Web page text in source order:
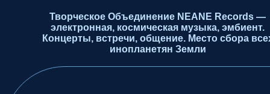
Творческое Объединение NEANE Records —
электронная, космическая музыка, эмбиент.
Концерты, встречи, общение. Место сбора
инопланетян Земли